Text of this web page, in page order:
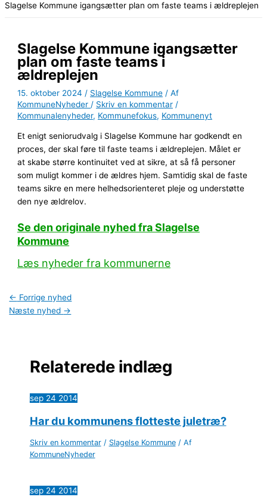
Slagelse Kommune igangsætter plan om faste teams i ældreplejen
Slagelse Kommune igangsætter
plan om faste teams i
ældreplejen
15. oktober 2024 / Slagelse Kommune / Af
KommuneNyheder / Skriv en kommentar /
Kommunalenyheder, Kommunefokus, Kommunenyt
Et enigt seniorudvalg i Slagelse Kommune har godkendt en
proces, der skal føre til faste teams i ældreplejen. Målet er
at skabe større kontinuitet ved at sikre, at så få personer
som muligt kommer i de ældres hjem. Samtidig skal de faste
teams sikre en mere helhedsorienteret pleje og understøtte
den nye ældrelov.
Se den originale nyhed fra Slagelse
Kommune
Læs nyheder fra kommunerne
← Forrige nyhed
Næste nyhed →
Relaterede indlæg
sep 24 2014
Har du kommunens flotteste juletræ?
Skriv en kommentar / Slagelse Kommune/ Af
KommuneNyheder
sep 24 2014